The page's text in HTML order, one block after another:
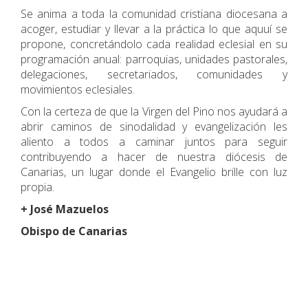
Se anima a toda la comunidad cristiana diocesana a
acoger, estudiar y llevar a la práctica lo que aquuí se
propone, concretándolo cada realidad eclesial en su
programación anual: parroquias, unidades pastorales,
delegaciones, secretariados, comunidades y
movimientos eclesiales.
Con la certeza de que la Virgen del Pino nos ayudará a
abrir caminos de sinodalidad y evangelización les
aliento a todos a caminar juntos para seguir
contribuyendo a hacer de nuestra diócesis de
Canarias, un lugar donde el Evangelio brille con luz
propia.
+ José Mazuelos
Obispo de Canarias